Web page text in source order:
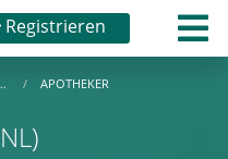
Registrieren
APOTHEKER